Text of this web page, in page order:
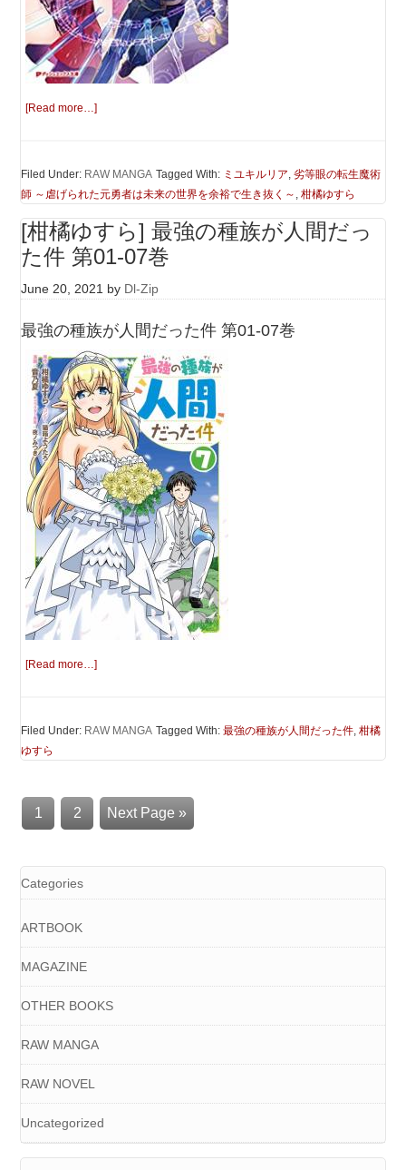
[Read more…]
Filed Under: RAW MANGA Tagged With: ミユキルリア,劣等眼の転生魔術
師 ～虐げられた元勇者は未来の世界を余裕で生き抜く～ ,柑橘ゆすら
[柑橘ゆすら] 最強の種族が人間だっ
た件 第01-07巻
June 20, 2021 by Dl-Zip
最強の種族が人間だった件 第01-07巻
[Read more…]
Filed Under: RAW MANGA Tagged With:最強の種族が人間だった件,柑橘
ゆすら
1 2 Next Page »
Categories
ARTBOOK
MAGAZINE
OTHER BOOKS
RAW MANGA
RAW NOVEL
Uncategorized